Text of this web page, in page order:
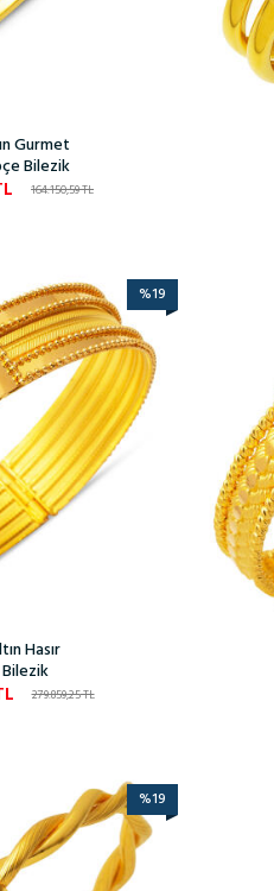
Gurmet
Bilezik
164.150,59TL
%19
Hasır
279.859,25TL
%19